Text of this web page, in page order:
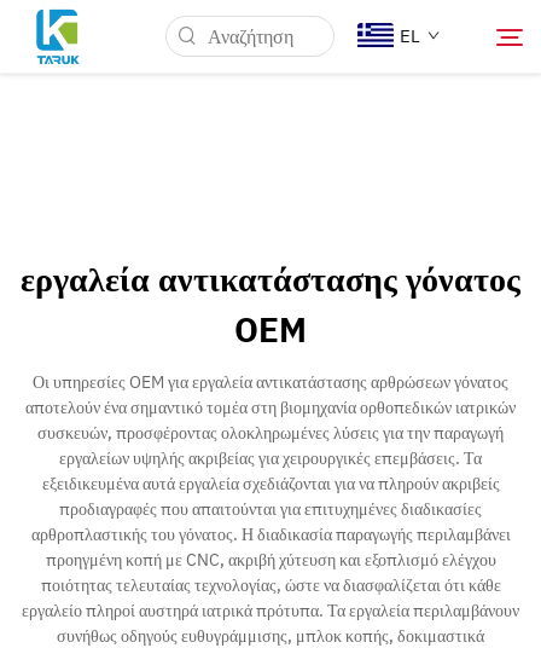
EL
Δυνατότητες
Νέα & Γεγονότα
Σχετικά με εμάς
Επικοινωνία
εργαλεία αντικατάστασης γόνατος
OEM
Οι υπηρεσίες OEM για εργαλεία αντικατάστασης αρθρώσεων γόνατος
αποτελούν ένα σημαντικό τομέα στη βιομηχανία ορθοπεδικών ιατρικών
συσκευών, προσφέροντας ολοκληρωμένες λύσεις για την παραγωγή
εργαλείων υψηλής ακριβείας για χειρουργικές επεμβάσεις. Τα
εξειδικευμένα αυτά εργαλεία σχεδιάζονται για να πληρούν ακριβείς
προδιαγραφές που απαιτούνται για επιτυχημένες διαδικασίες
αρθροπλαστικής του γόνατος. Η διαδικασία παραγωγής περιλαμβάνει
προηγμένη κοπή με CNC, ακριβή χύτευση και εξοπλισμό ελέγχου
ποιότητας τελευταίας τεχνολογίας, ώστε να διασφαλίζεται ότι κάθε
εργαλείο πληροί αυστηρά ιατρικά πρότυπα. Τα εργαλεία περιλαμβάνουν
συνήθως οδηγούς ευθυγράμμισης, μπλοκ κοπής, δοκιμαστικά